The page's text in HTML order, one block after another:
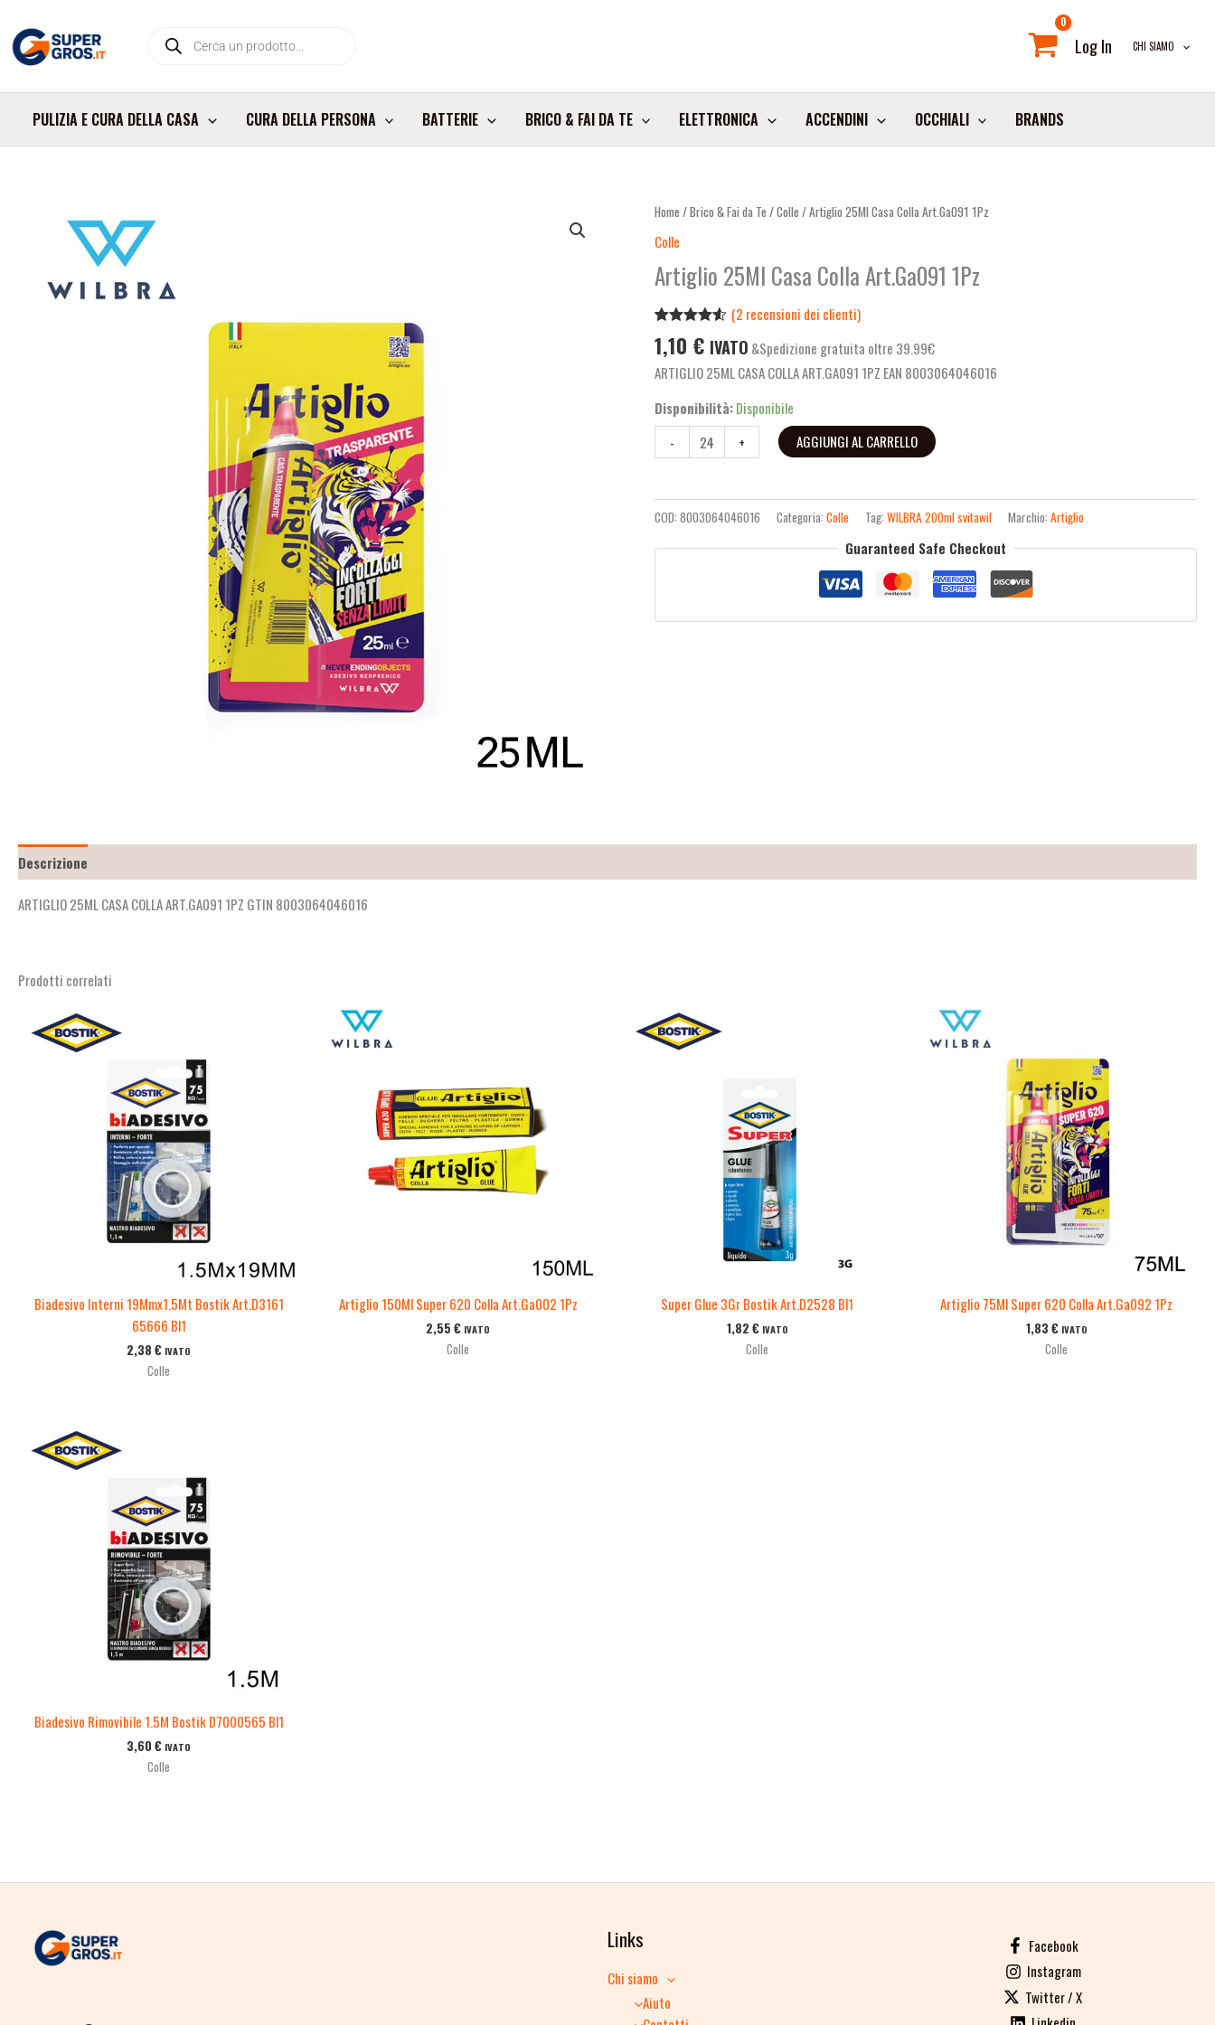
contenuto
search Log In CHI SIAMO
PULIZIA E CURA DELLA CASA CURA DELLA PERSONA BATTERIE BRICO & FAI DA TE ELETTRONICA ACCENDINI OCCHIALI BRANDS
Home /Brico & Fai da Te /Colle / Artiglio 25Ml Casa Colla Art.Ga091 1Pz
Colle
Artiglio 25Ml Casa Colla Art.Ga091 1Pz
4.50su 5
su base
di
(2 recensioni dei clienti)
1,10 € IVATO &Spedizione gratuita oltre 39.99€
ARTIGLIO 25ML CASA COLLA ART.GA091 1PZ EAN 8003064046016
Disponibilità:Disponibile
-
Artiglio
25Ml
Casa
Colla
1Pz
quantità
+ AGGIUNGI AL CARRELLO
COD:8003064046016 Categoria:Colle Tag:WILBRA 200ml svitawil Marchio:Artiglio
Guaranteed Safe Checkout
Descrizione
ARTIGLIO 25ML CASA COLLA ART.GA091 1PZ GTIN 8003064046016
Prodotti correlati
Biadesivo Interni 19Mmx1.5Mt Bostik Art.D3161
65666 Bl1
2,38 € IVATO
Colle
Artiglio 150Ml Super 620 Colla Art.Ga002 1Pz
2,55 € IVATO
Colle
Super Glue 3Gr Bostik Art.D2528 Bl1
1,82 € IVATO
Colle
Artiglio 75Ml Super 620 Colla Art.Ga092 1Pz
1,83 € IVATO
Colle
Biadesivo Rimovibile 1.5M Bostik D7000565 Bl1
3,60 € IVATO
Colle
Links
Chi siamo
Aiuto
Facebook
Instagram
Twitter / X